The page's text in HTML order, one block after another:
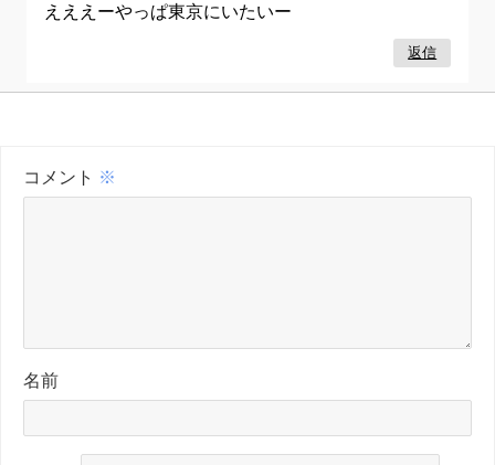
えええーやっぱ東京にいたいー
返信
コメント ※
名前